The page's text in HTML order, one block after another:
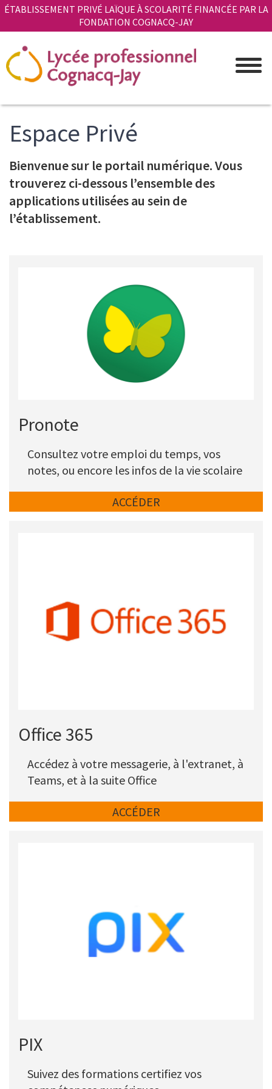
Aller
contenu
principal
ÉTABLISSEMENT PRIVÉ LAÏQUE À SCOLARITÉ FINANCÉE PAR LA
FONDATION COGNACQ-JAY
Espace Privé
Introduction
Bienvenue sur le portail numérique. Vous
trouverez ci-dessous l’ensemble des
applications utilisées au sein de
l’établissement.
Titre
Pronote
Description
Consultez votre emploi du temps, vos
notes, ou encore les infos de la vie scolaire
ACCÉDER
Titre
Office 365
Description
Accédez à votre messagerie, à l'extranet, à
Teams, et à la suite Office
ACCÉDER
Titre
PIX
Description
Suivez des formations certifiez vos
Panneau de gestion des cookies